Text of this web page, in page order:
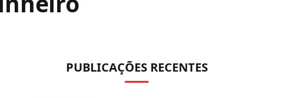
PUBLICAÇÕES RECENTES